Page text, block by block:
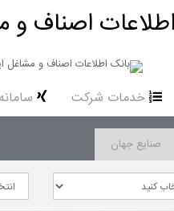
اصناف و
خدمات شرکت
صنایع جهان